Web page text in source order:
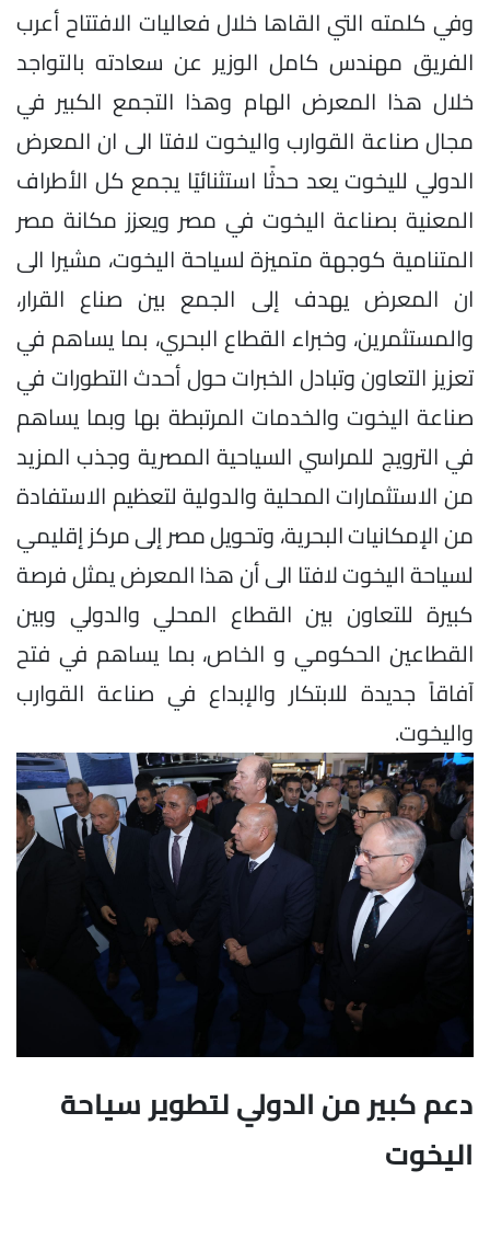
وفي كلمته التي القاها خلال فعاليات الافتتاح أعرب
الفريق مهندس كامل الوزير عن سعادته بالتواجد
خلال هذا المعرض الهام وهذا التجمع الكبير في
مجال صناعة القوارب واليخوت لافتا الى ان المعرض
الدولي لليخوت يعد حدثًا استثنائيًا يجمع كل الأطراف
المعنية بصناعة اليخوت في مصر ويعزز مكانة مصر
المتنامية كوجهة متميزة لسياحة اليخوت، مشيرا الى
ان المعرض يهدف إلى الجمع بين صناع القرار،
والمستثمرين، وخبراء القطاع البحري، بما يساهم في
تعزيز التعاون وتبادل الخبرات حول أحدث التطورات في
صناعة اليخوت والخدمات المرتبطة بها وبما يساهم
في الترويج للمراسي السياحية المصرية وجذب المزيد
من الاستثمارات المحلية والدولية لتعظيم الاستفادة
من الإمكانيات البحرية، وتحويل مصر إلى مركز إقليمي
لسياحة اليخوت لافتا الى أن هذا المعرض يمثل فرصة
كبيرة للتعاون بين القطاع المحلي والدولي وبين
القطاعين الحكومي و الخاص، بما يساهم في فتح
آفاقاً جديدة للابتكار والإبداع في صناعة القوارب
واليخوت.
دعم كبير من الدولي لتطوير سياحة
اليخوت